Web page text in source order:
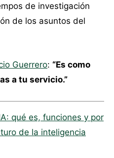
de investigación
de los asuntos del
Guerrero: “Es como
a tu servicio.”
qué es, funciones y por
de la inteligencia